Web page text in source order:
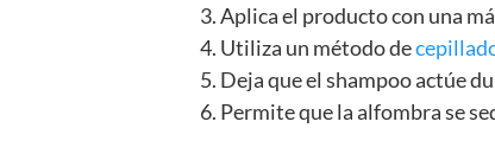
3. Aplica el producto con una
4. Utiliza un método de
5. Deja que el shampoo actúe
6. Permite que la alfombra se